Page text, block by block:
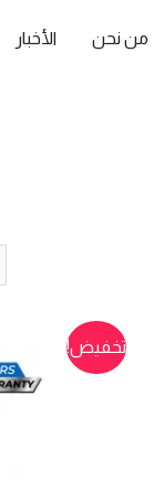
من نحن الأخبار
تخفيض!